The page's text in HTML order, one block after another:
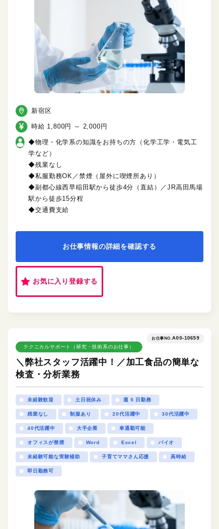
新宿区
時給 1,800円 ～ 2,000円
◆物理・化学系の知識をお持ちの方（化学工学・電気工
学など）
◆残業なし
◆私服勤務OK／禁煙（屋外に喫煙所あり）
◆副都心線西早稲田駅から徒歩4分（直結）／JR高田馬場
駅から徒歩15分程
◆交通費支給
お仕事情報の詳細を確認する
お気に入り登録する
お仕事NO.A00-10659
テクニカルサポート（研究・技術系のお仕事）
＼弊社スタッフ活躍中！／加工食品の簡単な
検査・分析業務
未経験歓迎 土日祝休み 週 5 日勤務
残業なし 制服あり 20代活躍中 30代活躍中
40代活躍中 大手企業 車通勤可能
オフィスが禁煙 Word Excel バイオ
未経験可能な実験補助 子育てママさん応援 高時給
即日勤務可